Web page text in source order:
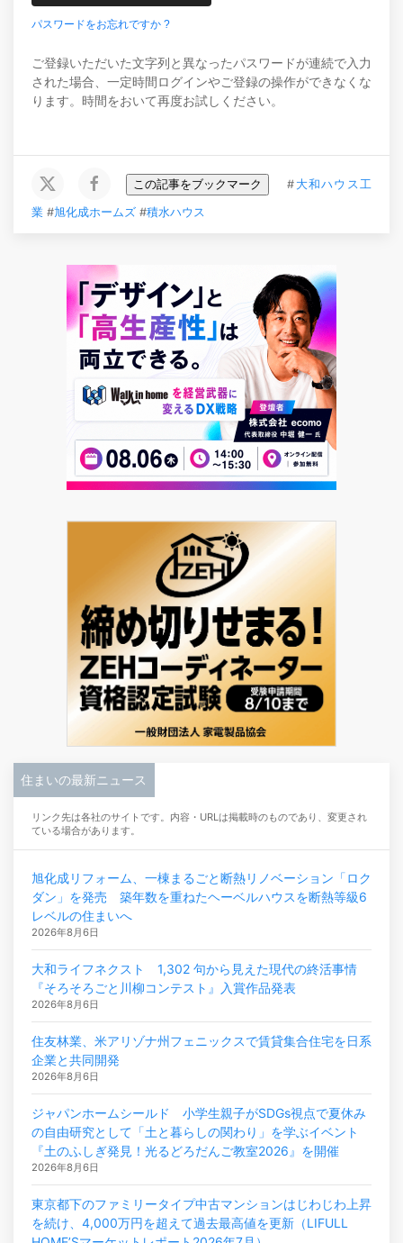
パスワードをお忘れですか ?
ご登録いただいた文字列と異なったパスワードが連続で入力
された場合、一定時間ログインやご登録の操作ができなくな
ります。時間をおいて再度お試しください。
この記事をブックマーク # 大和ハウス工
業 #旭化成ホームズ #積水ハウス
住まいの最新ニュース
リンク先は各社のサイトです。内容・URLは掲載時のものであり、変更され
ている場合があります。
旭化成リフォーム、一棟まるごと断熱リノベーション「ロク
ダン」を発売 築年数を重ねたヘーベルハウスを断熱等級6
レベルの住まいへ
2026年8月6日
大和ライフネクスト 1,302 句から見えた現代の終活事情
『そろそろごと川柳コンテスト』入賞作品発表
2026年8月6日
住友林業、米アリゾナ州フェニックスで賃貸集合住宅を日系
企業と共同開発
2026年8月6日
ジャパンホームシールド 小学生親子がSDGs視点で夏休み
の自由研究として「土と暮らしの関わり」を学ぶイベント
『土のふしぎ発見！光るどろだんご教室2026』を開催
2026年8月6日
東京都下のファミリータイプ中古マンションはじわじわ上昇
を続け、4,000万円を超えて過去最高値を更新（LIFULL